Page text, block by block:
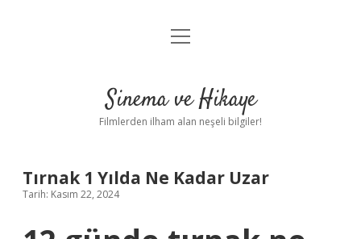
Gizlilik Politikası
Yasal Uyarı
menüyü
Sinema ve Hikaye
Filmlerden ilham alan neşeli bilgiler!
Tırnak 1 Yılda Ne Kadar Uzar
Tarih: Kasım 22, 2024